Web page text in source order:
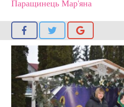
Паращинець Мар'яна